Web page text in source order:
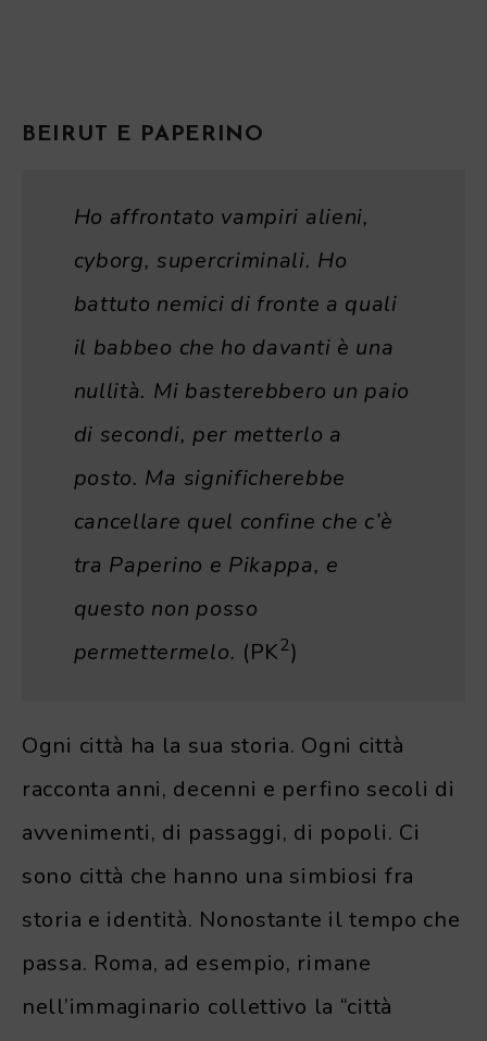
BEIRUT E PAPERINO
Ho affrontato vampiri alieni,
cyborg, supercriminali. Ho
battuto nemici di fronte a quali
il babbeo che ho davanti è una
nullità. Mi basterebbero un paio
di secondi, per metterlo a
posto. Ma significherebbe
cancellare quel confine che c’è
tra Paperino e Pikappa, e
questo non posso
permettermelo. (PK2)
Ogni città ha la sua storia. Ogni città
racconta anni, decenni e perfino secoli di
avvenimenti, di passaggi, di popoli. Ci
sono città che hanno una simbiosi fra
storia e identità. Nonostante il tempo che
passa. Roma, ad esempio, rimane
nell’immaginario collettivo la “città